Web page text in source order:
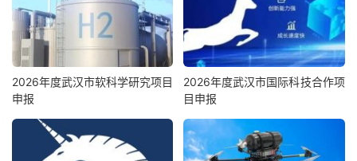
2026年度武汉市软科学研究项目
申报
2026年度武汉市国际科技合作项
目申报